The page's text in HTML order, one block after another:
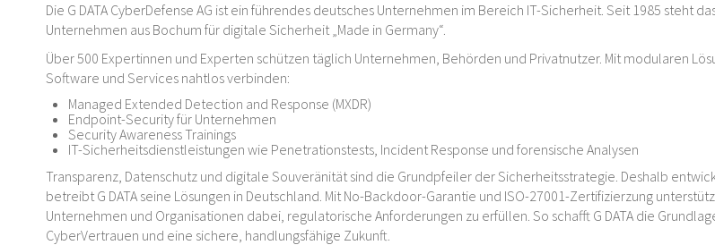
Die G DATA CyberDefense AG ist ein führendes deutsches Unternehmen im Bereich IT-Sicherheit. Seit 1985 steht
Unternehmen aus Bochum für digitale Sicherheit „Made in Germany“.
Über 500 Expertinnen und Experten schützen täglich Unternehmen, Behörden und Privatnutzer. Mit modularen
Software und Services nahtlos verbinden:
Managed Extended Detection and Response (MXDR)
Endpoint-Security für Unternehmen
Security Awareness Trainings
IT-Sicherheitsdienstleistungen wie Penetrationstests, Incident Response und forensische Analysen
Transparenz, Datenschutz und digitale Souveränität sind die Grundpfeiler der Sicherheitsstrategie. Deshalb
betreibt G DATA seine Lösungen in Deutschland. Mit No-Backdoor-Garantie und ISO-27001-Zertifizierzung
Unternehmen und Organisationen dabei, regulatorische Anforderungen zu erfüllen. So schafft G DATA die
CyberVertrauen und eine sichere, handlungsfähige Zukunft.